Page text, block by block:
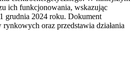
ich funkcjonowania, wskazując
grudnia 2024 roku. Dokument
oraz przedstawia działania